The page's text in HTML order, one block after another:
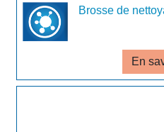
Brosse de
En